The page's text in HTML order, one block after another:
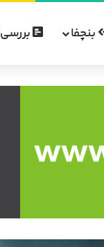
بنچفا بررسی